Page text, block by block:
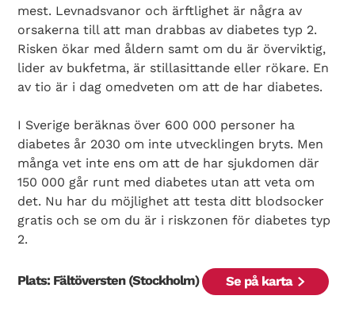
Search Diabetes Wellness Sverige
mest. Levnadsvanor och ärftlighet är några av
orsakerna till att man drabbas av diabetes typ 2.
Risken ökar med åldern samt om du är överviktig,
lider av bukfetma, är stillasittande eller rökare. En
av tio är i dag omedveten om att de har diabetes.
I Sverige beräknas över 600 000 personer ha
diabetes år 2030 om inte utvecklingen bryts. Men
många vet inte ens om att de har sjukdomen där
150 000 går runt med diabetes utan att veta om
det. Nu har du möjlighet att testa ditt blodsocker
gratis och se om du är i riskzonen för diabetes typ
2.
Plats: Fältöversten (Stockholm) Se på karta